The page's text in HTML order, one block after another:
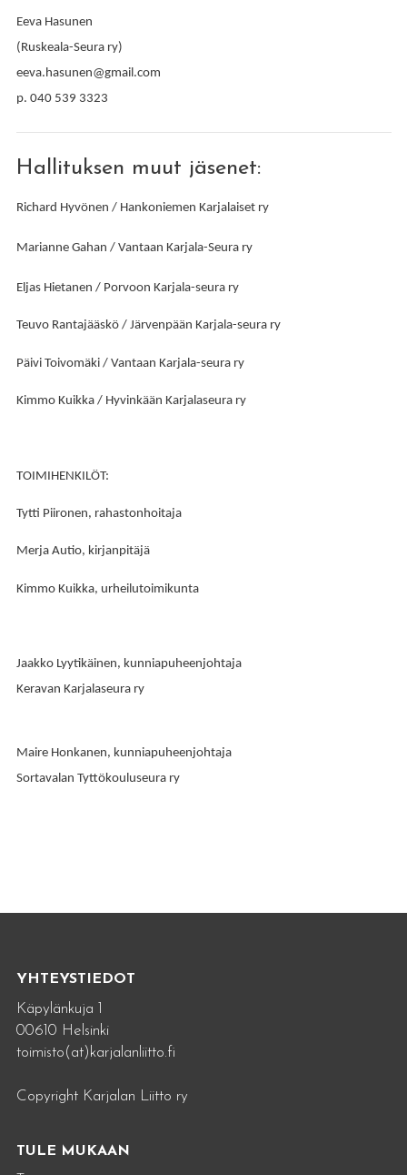
Eeva Hasunen
(Ruskeala-Seura ry)
eeva.hasunen@gmail.com
p. 040 539 3323
Hallituksen muut jäsenet:
Richard Hyvönen / Hankoniemen Karjalaiset ry
Marianne Gahan / Vantaan Karjala-Seura ry
Eljas Hietanen / Porvoon Karjala-seura ry
Teuvo Rantajääskö / Järvenpään Karjala-seura ry
Päivi Toivomäki / Vantaan Karjala-seura ry
Kimmo Kuikka / Hyvinkään Karjalaseura ry
TOIMIHENKILÖT:
Tytti Piironen, rahastonhoitaja
Merja Autio, kirjanpitäjä
Kimmo Kuikka, urheilutoimikunta
Jaakko Lyytikäinen, kunniapuheenjohtaja
Keravan Karjalaseura ry
Maire Honkanen, kunniapuheenjohtaja
Sortavalan Tyttökouluseura ry
YHTEYSTIEDOT
Käpylänkuja 1
00610 Helsinki
toimisto(at)karjalanliitto.fi
Copyright Karjalan Liitto ry
TULE MUKAAN